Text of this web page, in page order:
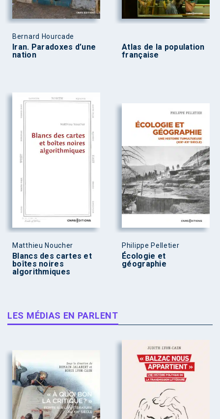
Bernard Hourcade
Iran. Paradoxes d’une
nation
Atlas de la population
française
Matthieu Noucher
Blancs des cartes et
boîtes noires
algorithmiques
Philippe Pelletier
Écologie et
géographie
LES MÉDIAS EN PARLENT